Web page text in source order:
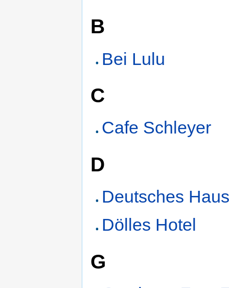
B
Bei Lulu
C
Cafe Schleyer
D
Deutsches
Dölles Hotel
G